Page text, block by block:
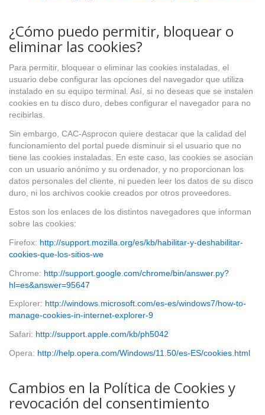
¿Cómo puedo permitir, bloquear o
eliminar las cookies?
Para permitir, bloquear o eliminar las cookies instaladas, el
usuario debe configurar las opciones del navegador que utiliza
instalado en su equipo terminal. Así, si no deseas que se instalen
cookies en tu disco duro, debes configurar el navegador para no
recibirlas.
Sin embargo, CAC-Asprocon quiere destacar que la calidad del
funcionamiento del portal puede disminuir si el usuario que no
tiene las cookies instaladas. En este caso, las cookies se asocian
con un usuario anónimo y su ordenador, y no proporcionan los
datos personales del cliente, ni pueden leer los datos de su disco
duro, ni los archivos cookie creados por otros proveedores.
Estos son los enlaces de los distintos navegadores que informan
sobre las cookies:
Firefox: http://support.mozilla.org/es/kb/habilitar-y-deshabilitar-
cookies-que-los-sitios-we
Chrome: http://support.google.com/chrome/bin/answer.py?
hl=es&answer=95647
Explorer: http://windows.microsoft.com/es-es/windows7/how-to-
manage-cookies-in-internet-explorer-9
Safari: http://support.apple.com/kb/ph5042
Opera: http://help.opera.com/Windows/11.50/es-ES/cookies.html
Cambios en la Política de Cookies y
revocación del consentimiento